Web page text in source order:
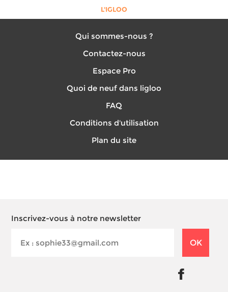
L'IGLOO
Qui sommes-nous ?
Contactez-nous
Espace Pro
Quoi de neuf dans ligloo
FAQ
Conditions d'utilisation
Plan du site
Inscrivez-vous à notre newsletter